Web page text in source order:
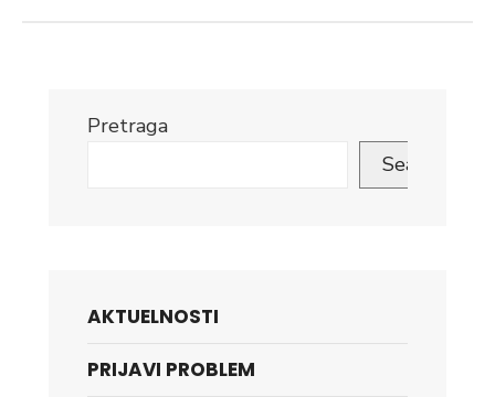
Pretraga
Search
AKTUELNOSTI
PRIJAVI PROBLEM